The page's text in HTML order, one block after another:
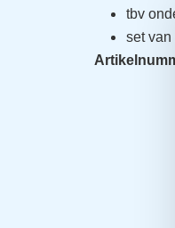
tbv
set van